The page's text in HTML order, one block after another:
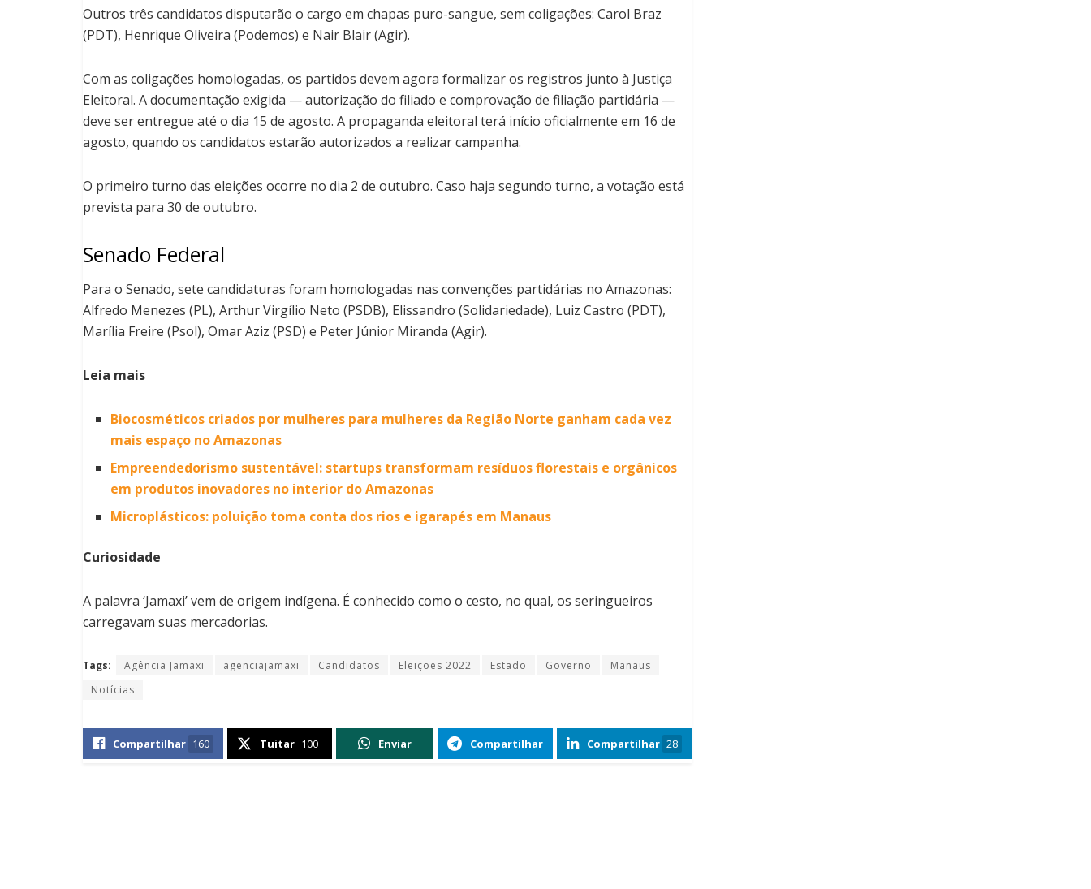
Outros três candidatos disputarão o cargo em chapas puro-sangue, sem coligações: Carol Braz
(PDT), Henrique Oliveira (Podemos) e Nair Blair (Agir).
Com as coligações homologadas, os partidos devem agora formalizar os registros junto à Justiça
Eleitoral. A documentação exigida — autorização do filiado e comprovação de filiação partidária —
deve ser entregue até o dia 15 de agosto. A propaganda eleitoral terá início oficialmente em 16 de
agosto, quando os candidatos estarão autorizados a realizar campanha.
O primeiro turno das eleições ocorre no dia 2 de outubro. Caso haja segundo turno, a votação está
prevista para 30 de outubro.
Senado Federal
Para o Senado, sete candidaturas foram homologadas nas convenções partidárias no Amazonas:
Alfredo Menezes (PL), Arthur Virgílio Neto (PSDB), Elissandro (Solidariedade), Luiz Castro (PDT),
Marília Freire (Psol), Omar Aziz (PSD) e Peter Júnior Miranda (Agir).
Leia mais
Biocosméticos criados por mulheres para mulheres da Região Norte ganham cada vez
mais espaço no Amazonas
Empreendedorismo sustentável: startups transformam resíduos florestais e orgânicos
em produtos inovadores no interior do Amazonas
Microplásticos: poluição toma conta dos rios e igarapés em Manaus
Curiosidade
A palavra ‘Jamaxi’ vem de origem indígena. É conhecido como o cesto, no qual, os seringueiros
carregavam suas mercadorias.
Tags: Agência Jamaxi agenciajamaxi Candidatos Eleições 2022 Estado Governo
Manaus
Notícias
Compartilhar 160 Tuitar 100 Enviar Compartilhar Compartilhar 28